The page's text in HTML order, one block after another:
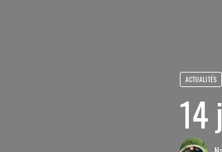
ACTUALITÉS
14